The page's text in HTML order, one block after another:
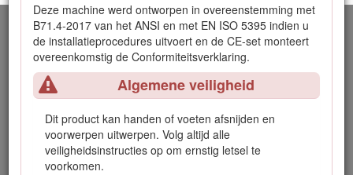
Deze machine werd ontworpen in overeenstemming met
B71.4-2017 van het ANSI en met EN ISO 5395 indien u
de installatieprocedures uitvoert en de CE-set monteert
overeenkomstig de Conformiteitsverklaring.
Algemene veiligheid
Dit product kan handen of voeten afsnijden en
voorwerpen uitwerpen. Volg altijd alle
veiligheidsinstructies op om ernstig letsel te
voorkomen.
Inleiding
Deze machine is een multifunctionele machine bedoeld voor
gebruik door professionele bestuurders in commerciële
toepassingen. De machine is voornamelijk ontworpen voor
het maaien van gras van goed onderhouden gazons in
parken, op golfbanen en sportvelden, langs wegen en op
bedrijfsterreinen. Dit product gebruiken voor andere
doeleinden dan het bedoelde gebruik kan gevaarlijk zijn voor